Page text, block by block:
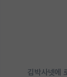
김박사넷에